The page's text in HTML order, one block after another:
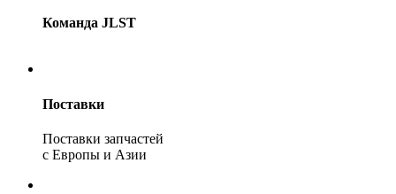
Команда JLST
Поставки
Поставки запчастей
с Европы и Азии